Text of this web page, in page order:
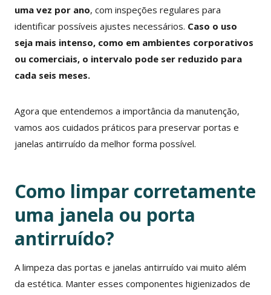
uma vez por ano, com inspeções regulares para
identificar possíveis ajustes necessários. Caso o uso
seja mais intenso, como em ambientes corporativos
ou comerciais, o intervalo pode ser reduzido para
cada seis meses.
Agora que entendemos a importância da manutenção,
vamos aos cuidados práticos para preservar portas e
janelas antirruído da melhor forma possível.
Como limpar corretamente
uma janela ou porta
antirruído?
A limpeza das portas e janelas antirruído vai muito além
da estética. Manter esses componentes higienizados de